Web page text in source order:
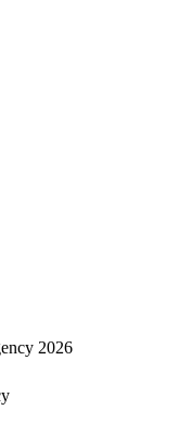
2026